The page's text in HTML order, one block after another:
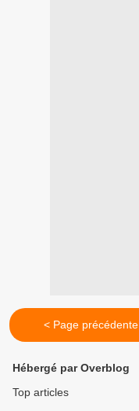
< Page précédente
Hébergé par Overblog
Top articles